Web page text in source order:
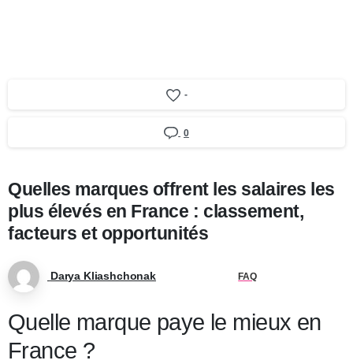
-
0
Quelles marques offrent les salaires les
plus élevés en France : classement,
facteurs et opportunités
Darya Kliashchonak FAQ
Quelle marque paye le mieux en
France ?